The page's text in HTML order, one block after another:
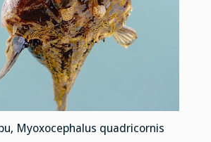
Myoxocephalus quadricornis